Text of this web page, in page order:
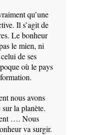
qu’une
Il s’agit de
Le bonheur
le mien, ni
de ses
où le pays
nous avons
la planète.
…. Nous
va surgir.